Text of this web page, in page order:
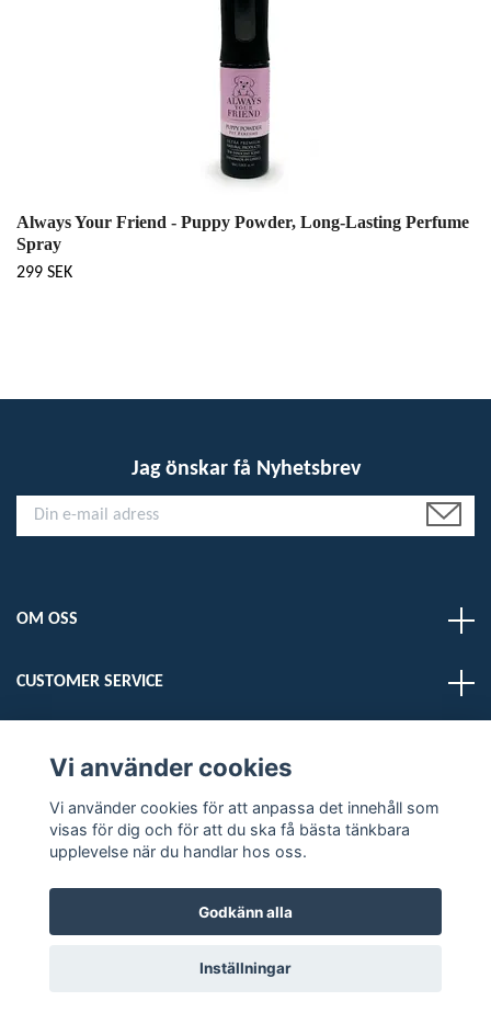
Always Your Friend - Puppy Powder, Long-Lasting Perfume
Spray
299 SEK
Jag önskar få Nyhetsbrev
OM OSS
CUSTOMER SERVICE
Sociala medier
© 2026 DELMARDOGS
Vi använder cookies
Vi använder cookies för att anpassa det innehåll som
visas för dig och för att du ska få bästa tänkbara
upplevelse när du handlar hos oss.
Godkänn alla
Inställningar